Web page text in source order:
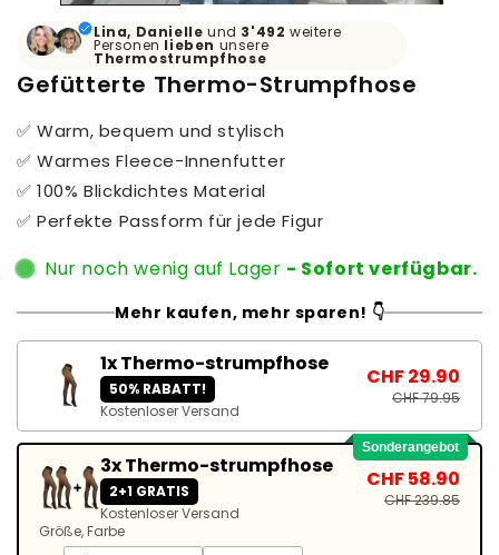
Lina, Danielle und 3'492 weitere
Personen lieben unsere
Thermostrumpfhose
Gefütterte Thermo-Strumpfhose
✅ Warm, bequem und stylisch
✅ Warmes Fleece-Innenfutter
✅ 100% Blickdichtes Material
✅ Perfekte Passform für jede Figur
Nur noch wenig auf Lager - Sofort verfügbar.
Mehr kaufen, mehr sparen! 👇
1x Thermo-strumpfhose
50% RABATT!
Kostenloser Versand
CHF 29.90
CHF 79.95
Sonderangebot
3x Thermo-strumpfhose
2+1 GRATIS
Kostenloser Versand
CHF 58.90
CHF 239.85
Größe Farbe